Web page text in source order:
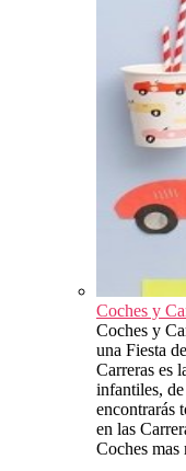
Coches y
Coches y
una Fiesta
Carreras es
infantiles,
encontrarás
en las
Coches